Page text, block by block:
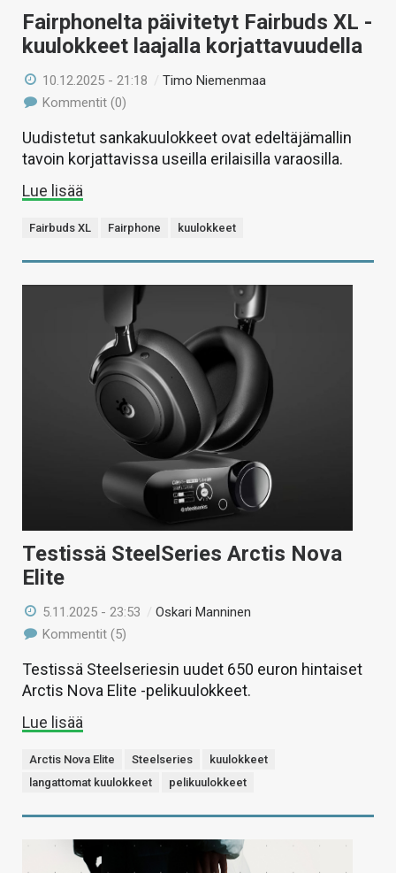
Fairphonelta päivitetyt Fairbuds XL -
kuulokkeet laajalla korjattavuudella
10.12.2025 - 21:18 /Timo Niemenmaa
Kommentit (0)
Uudistetut sankakuulokkeet ovat edeltäjämallin
tavoin korjattavissa useilla erilaisilla varaosilla.
Lue lisää
Fairbuds XL Fairphone kuulokkeet
Testissä SteelSeries Arctis Nova
Elite
5.11.2025 - 23:53 /Oskari Manninen
Kommentit (5)
Testissä Steelseriesin uudet 650 euron hintaiset
Arctis Nova Elite -pelikuulokkeet.
Lue lisää
Arctis Nova Elite Steelseries
kuulokkeet
langattomat kuulokkeet
pelikuulokkeet